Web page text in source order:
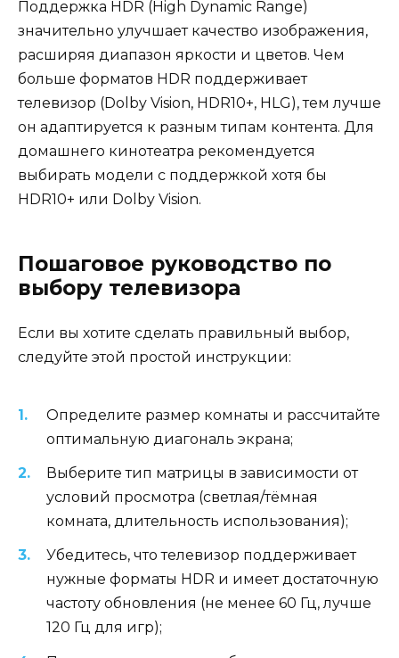
Поддержка HDR (High Dynamic Range)
значительно улучшает качество изображения,
расширяя диапазон яркости и цветов. Чем
больше форматов HDR поддерживает
телевизор (Dolby Vision, HDR10+, HLG), тем лучше
он адаптируется к разным типам контента. Для
домашнего кинотеатра рекомендуется
выбирать модели с поддержкой хотя бы
HDR10+ или Dolby Vision.
Пошаговое руководство по
выбору телевизора
Если вы хотите сделать правильный выбор,
следуйте этой простой инструкции:
Определите размер комнаты и рассчитайте
оптимальную диагональ экрана;
Выберите тип матрицы в зависимости от
условий просмотра (светлая/тёмная
комната, длительность использования);
Убедитесь, что телевизор поддерживает
нужные форматы HDR и имеет достаточную
частоту обновления (не менее 60 Гц, лучше
120 Гц для игр);